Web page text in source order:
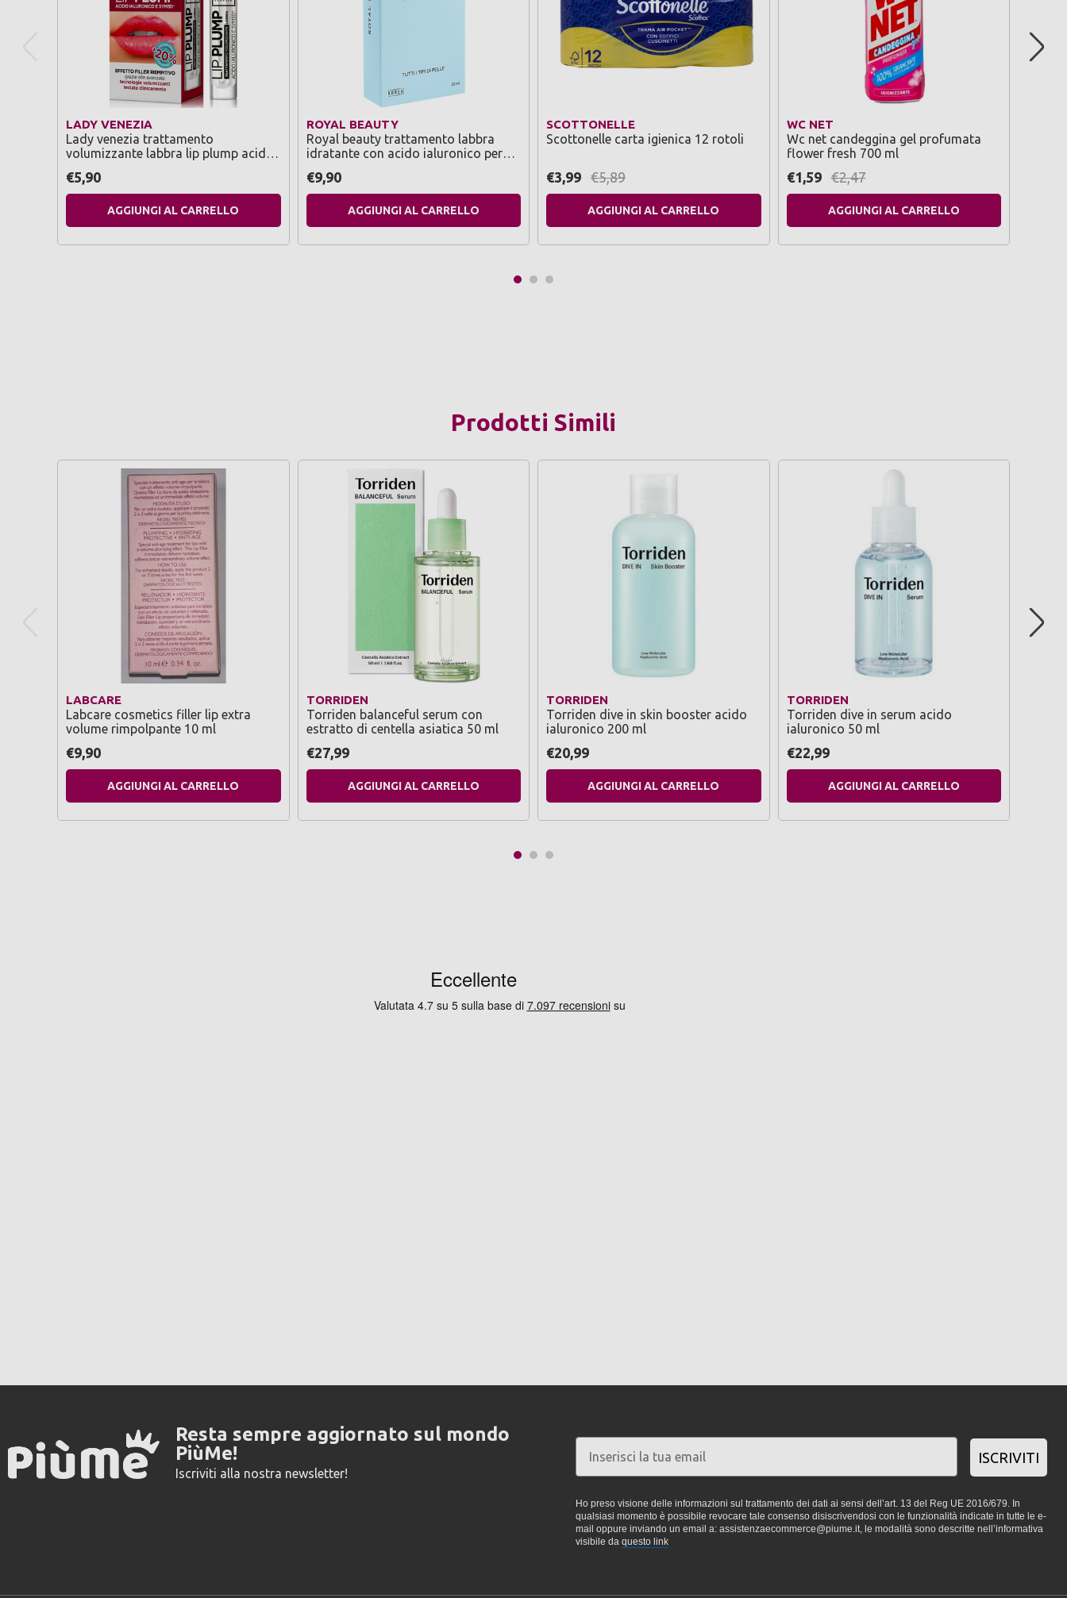
LADY VENEZIA
Lady venezia trattamento
volumizzante labbra lip plump acido
riempitivo 10 ml
€5,90
AGGIUNGI AL CARRELLO
ROYAL BEAUTY
Royal beauty trattamento labbra
idratante con acido ialuronico per
€9,90
AGGIUNGI AL CARRELLO
SCOTTONELLE
Scottonelle carta igienica 12 rotoli
€3,99 €5,89
AGGIUNGI AL CARRELLO
WC NET
Wc net candeggina gel profumata
flower fresh 700 ml
€1,59 €2,47
AGGIUNGI AL CARRELLO
Prodotti Simili
LABCARE
Labcare cosmetics filler lip extra
volume rimpolpante 10 ml
€9,90
AGGIUNGI AL CARRELLO
TORRIDEN
Torriden balanceful serum con
estratto di centella asiatica 50 ml
€27,99
AGGIUNGI AL CARRELLO
TORRIDEN
Torriden dive in skin booster acido
ialuronico 200 ml
€20,99
AGGIUNGI AL CARRELLO
TORRIDEN
Torriden dive in serum acido
ialuronico 50 ml
€22,99
AGGIUNGI AL CARRELLO
Resta sempre aggiornato sul mondo
PiùMe!
Iscriviti alla nostra newsletter!
ISCRIVITI
Ho preso visione delle informazioni sul trattamento dei dati ai sensi dell’art. 13 del Reg UE 2016/679. In
qualsiasi momento è possibile revocare tale consenso disiscrivendosi con le funzionalità indicate in tutte le e-
mail oppure inviando un email a: assistenzaecommerce@piume.it, le modalità sono descritte nell’informativa
visibile da questo link